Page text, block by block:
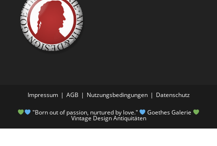
Impressum AGB Nutzungsbedingungen Datenschutz
"Born out of passion, nurtured by love." Goethes Galerie
Vintage Design Antiquitäten